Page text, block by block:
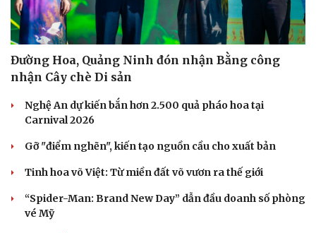
Văn hóa
Sân khấu - Điện ảnh
Âm nhạc
Di sản
Giải trí
Sao Việt
Đường Hoa, Quảng Ninh đón nhận Bằng công
nhận Cây chè Di sản
Nghệ An dự kiến bắn hơn 2.500 quả pháo hoa tại
Carnival 2026
Gỡ "điểm nghẽn", kiến tạo nguồn cầu cho xuất bản
Tinh hoa võ Việt: Từ miền đất võ vươn ra thế giới
“Spider-Man: Brand New Day” dẫn đầu doanh số phòng
vé Mỹ